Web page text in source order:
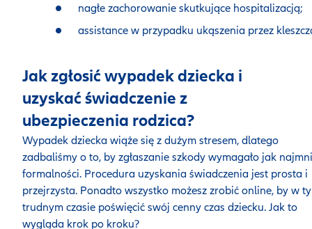
nagłe zachorowanie skutkujące hospitalizacją;
assistance w przypadku ukąszenia przez
Jak zgłosić wypadek dziecka i
uzyskać świadczenie z
ubezpieczenia rodzica?
Wypadek dziecka wiąże się z dużym stresem, dlatego
zadbaliśmy o to, by zgłaszanie szkody wymagało jak
formalności. Procedura uzyskania świadczenia jest prosta i
przejrzysta. Ponadto wszystko możesz zrobić online, by w
trudnym czasie poświęcić swój cenny czas dziecku. Jak to
wygląda krok po kroku?